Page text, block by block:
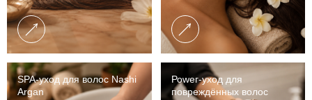
SPA-уход для волос Nashi
Argan
Роwег-уход для
повреждённых волос